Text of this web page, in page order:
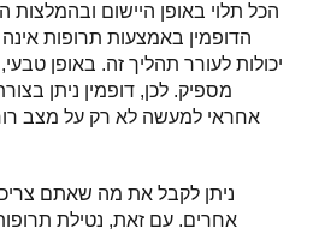
הכל תלוי באופן היישום
הדופמין באמצעות תרופות
יכולות לעורר תהליך זה. באופן
מספיק. לכן, דופמין ניתן
אחראי למעשה לא רק על מצב
ניתן לקבל את מה שאתם
אחרים. עם זאת, נטילת